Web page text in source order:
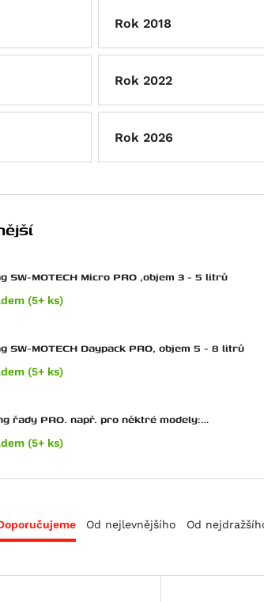
Rok 2018
Rok 2022
Rok 2026
SW-MOTECH Micro PRO ,objem 3 - 5 litrů
(5+ ks)
SW-MOTECH Daypack PRO, objem 5 - 8 litrů
(5+ ks)
řady PRO. např. pro něktré modely:
Triumph
(5+ ks)
Od nejlevnějšího Od